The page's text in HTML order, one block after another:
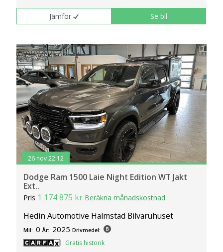
Jämför Se bil
26 nov 22:12
Dodge Ram 1500 Laie Night Edition WT Jakt
Ext..
Pris 1 174 875 kr Beräkna månadskostnad
Hedin Automotive Halmstad Bilvaruhuset
Mil: 0 År: 2025 Drivmedel:
Gratis historik